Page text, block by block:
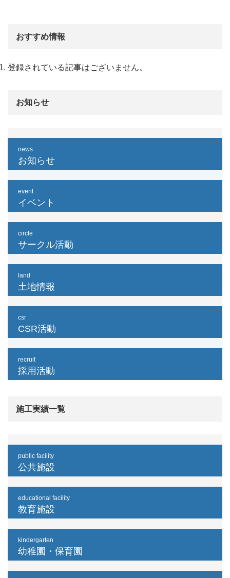
おすすめ情報
登録されている記事はございません。
お知らせ
news
お知らせ
event
イベント
circle
サークル活動
land
土地情報
csr
CSR活動
recruit
採用活動
施工実績一覧
public facility
公共施設
educational facility
教育施設
kindergarten
幼稚園・保育園